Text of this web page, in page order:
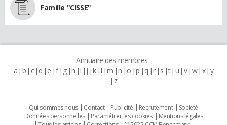
Famille "CISSE"
Annuaire des membres :
a b c d e f g h i j k l m n o p q r s t u v w x y
z
Qui sommes nous Contact Publicité Recrutement
Societé
Données personnelles
Paramétrer les cookies
Mentions légales